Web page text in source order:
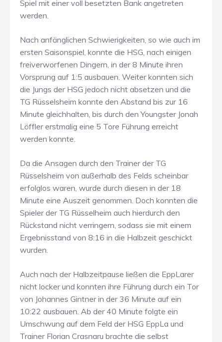
Spiel mit einer voll besetzten Bank angetreten
werden.
Nach anfänglichen Schwierigkeiten, so wie auch im
ersten Saisonspiel, konnte die HSG, nach einigen
freiverworfenen Dingern, in der 8 Minute ihren
Vorsprung auf 1:5 ausbauen. Weiter konnten sich
die Jungs der HSG jedoch nicht absetzen und die
TG Rüsselsheim konnte den Abstand bis zur 16
Minute gleichhalten, bis durch den Youngster Jonah
Löffler erstmalig eine 5 Tore Führung erreicht
werden konnte.
Da die Ansagen durch den Trainer der TG
Rüsselsheim von außerhalb des Felds scheinbar
erfolglos waren, wurde durch diesen in der 18
Minute eine Auszeit genommen. Doch konnten die
Spieler der TG Rüsselheim auch hierdurch den
Rückstand nicht verringern, sodass sie mit einem
Ergebnisstand von 8:16 in die Halbzeit geschickt
wurden.
Auch nach der Halbzeitpause ließen die EppLarer
nicht locker und konnten ihre Führung durch ein Tor
von Johannes Gintner in der 36 Minute auf ein
10:22 ausbauen. Ab der 40 Minute folgte ein
Umschwung auf dem Feld der HSG EppLa und
Trainer Florian Crasnaru brachte die selbst